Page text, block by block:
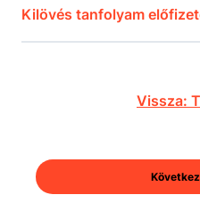
Kilövés tanfolyam
Vissza: